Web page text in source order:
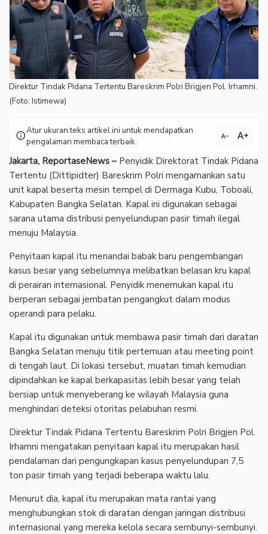
Direktur Tindak Pidana Tertentu Bareskrim Polri Brigjen Pol. Irhamni.
(Foto: Istimewa)
infoAtur ukuran teks artikel ini untuk mendapatkan
pengalaman membaca terbaik.
text_decrease text_increase
Jakarta, ReportaseNews –Penyidik Direktorat Tindak Pidana
Tertentu (Dittipidter) Bareskrim Polri mengamankan satu
unit kapal beserta mesin tempel di Dermaga Kubu, Toboali,
Kabupaten Bangka Selatan. Kapal ini digunakan sebagai
sarana utama distribusi penyelundupan pasir timah ilegal
menuju Malaysia.
Penyitaan kapal itu menandai babak baru pengembangan
kasus besar yang sebelumnya melibatkan belasan kru kapal
di perairan internasional. Penyidik menemukan kapal itu
berperan sebagai jembatan pengangkut dalam modus
operandi para pelaku.
Kapal itu digunakan untuk membawa pasir timah dari daratan
Bangka Selatan menuju titik pertemuan atau meeting point
di tengah laut. Di lokasi tersebut, muatan timah kemudian
dipindahkan ke kapal berkapasitas lebih besar yang telah
bersiap untuk menyeberang ke wilayah Malaysia guna
menghindari deteksi otoritas pelabuhan resmi.
Direktur Tindak Pidana Tertentu Bareskrim Polri Brigjen Pol.
Irhamni mengatakan penyitaan kapal itu merupakan hasil
pendalaman dari pengungkapan kasus penyelundupan 7,5
ton pasir timah yang terjadi beberapa waktu lalu.
Menurut dia, kapal itu merupakan mata rantai yang
menghubungkan stok di daratan dengan jaringan distribusi
internasional yang mereka kelola secara sembunyi-sembunyi.